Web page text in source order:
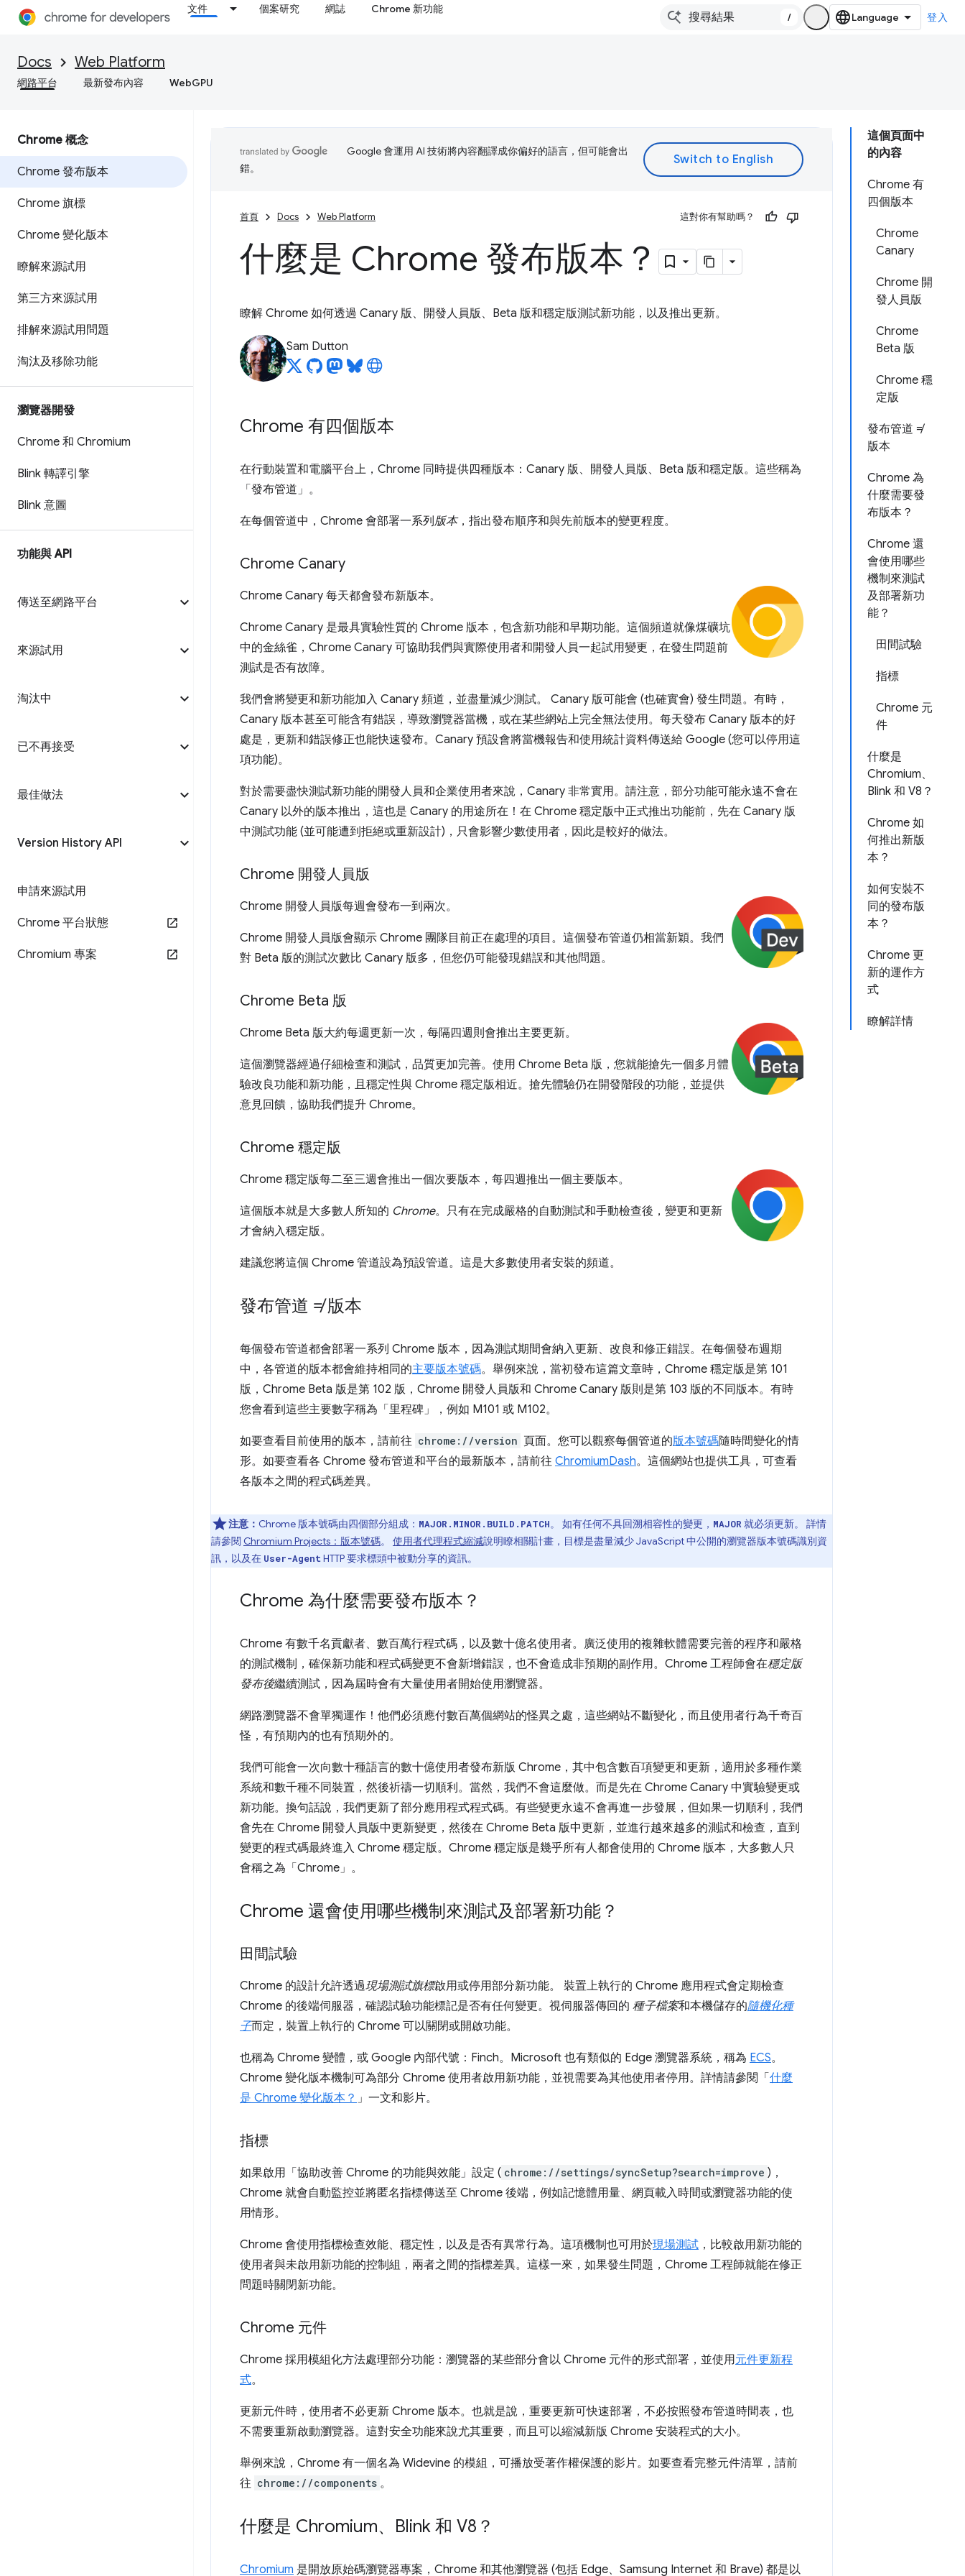
文件 個案研究 網誌 Chrome 新功能
/ 登入
Docs Web Platform
網路平台 最新發布內容 WebGPU
Chrome 概念
Chrome 發布版本
Chrome 旗標
Chrome 變化版本
瞭解來源試用
第三方來源試用
排解來源試用問題
淘汰及移除功能
瀏覽器開發
Chrome 和 Chromium
Blink 轉譯引擎
Blink 意圖
功能與 API
傳送至網路平台
來源試用
淘汰中
已不再接受
最佳做法
Version History API
申請來源試用
Chrome 平台狀態
Chromium 專案
這個頁面中
的內容
Chrome 有
四個版本
Chrome
Canary
Chrome 開
發人員版
Chrome
Beta 版
Chrome 穩
定版
發布管道 ≠
版本
Chrome 為
什麼需要發
布版本？
Chrome 還
會使用哪些
機制來測試
及部署新功
能？
田間試驗
指標
Chrome 元
件
什麼是
Chromium、
Blink 和 V8？
Chrome 如
何推出新版
本？
如何安裝不
同的發布版
本？
Chrome 更
新的運作方
式
瞭解詳情
Google 會運用 AI 技術將內容翻譯成你偏好的語言，但可能會出
錯。
首頁 Docs Web Platform 這對你有幫助嗎？
什麼是 Chrome 發布版本？
瞭解 Chrome 如何透過 Canary 版、開發人員版、Beta 版和穩定版測試新功能，以及推出更新。
Sam Dutton
Chrome 有四個版本
在行動裝置和電腦平台上，Chrome 同時提供四種版本：Canary 版、開發人員版、Beta 版和穩定版。這些稱為
「發布管道」 。
在每個管道中，Chrome 會部署一系列版本，指出發布順序和與先前版本的變更程度。
Chrome Canary
Chrome Canary 每天都會發布新版本。
Chrome Canary 是最具實驗性質的 Chrome 版本，包含新功能和早期功能。這個頻道就像煤礦坑
中的金絲雀，Chrome Canary 可協助我們與實際使用者和開發人員一起試用變更，在發生問題前
測試是否有故障。
我們會將變更和新功能加入 Canary 頻道，並盡量減少測試。 Canary 版可能會 (也確實會) 發生問題。有時，
Canary 版本甚至可能含有錯誤，導致瀏覽器當機，或在某些網站上完全無法使用。每天發布 Canary 版本的好
處是，更新和錯誤修正也能快速發布。Canary 預設會將當機報告和使用統計資料傳送給 Google (您可以停用這
項功能)。
對於需要盡快測試新功能的開發人員和企業使用者來說，Canary 非常實用。請注意，部分功能可能永遠不會在
Canary 以外的版本推出，這也是 Canary 的用途所在！在 Chrome 穩定版中正式推出功能前，先在 Canary 版
中測試功能 (並可能遭到拒絕或重新設計)，只會影響少數使用者，因此是較好的做法。
Chrome 開發人員版
Chrome 開發人員版每週會發布一到兩次。
Chrome 開發人員版會顯示 Chrome 團隊目前正在處理的項目。這個發布管道仍相當新穎。我們
對 Beta 版的測試次數比 Canary 版多，但您仍可能發現錯誤和其他問題。
Chrome Beta 版
Chrome Beta 版大約每週更新一次，每隔四週則會推出主要更新。
這個瀏覽器經過仔細檢查和測試，品質更加完善。使用 Chrome Beta 版，您就能搶先一個多月體
驗改良功能和新功能，且穩定性與 Chrome 穩定版相近。搶先體驗仍在開發階段的功能，並提供
意見回饋，協助我們提升 Chrome。
Chrome 穩定版
Chrome 穩定版每二至三週會推出一個次要版本，每四週推出一個主要版本。
這個版本就是大多數人所知的 Chrome。只有在完成嚴格的自動測試和手動檢查後，變更和更新
才會納入穩定版。
建議您將這個 Chrome 管道設為預設管道。這是大多數使用者安裝的頻道。
發布管道 ≠ 版本
每個發布管道都會部署一系列 Chrome 版本，因為測試期間會納入更新、改良和修正錯誤。在每個發布週期
中，各管道的版本都會維持相同的主要版本號碼。舉例來說，當初發布這篇文章時，Chrome 穩定版是第 101
版，Chrome Beta 版是第 102 版，Chrome 開發人員版和 Chrome Canary 版則是第 103 版的不同版本。有時
您會看到這些主要數字稱為「里程碑」
，例如 M101 或 M102。
如要查看目前使用的版本，請前往 chrome://version 頁面。您可以觀察每個管道的版本號碼隨時間變化的情
形。如要查看各 Chrome 發布管道和平台的最新版本，請前往 ChromiumDash。這個網站也提供工具，可查看
各版本之間的程式碼差異。
注意： Chrome 版本號碼由四個部分組成： MAJOR.MINOR.BUILD.PATCH。 如有任何不具回溯相容性的變更， MAJOR 就必須更新。 詳情
請參閱 Chromium Projects：版本號碼。 使用者代理程式縮減說明瞭相關計畫，目標是盡量減少 JavaScript 中公開的瀏覽器版本號碼識別資
訊，以及在 User-Agent HTTP 要求標頭中被動分享的資訊。
Chrome 為什麼需要發布版本？
Chrome 有數千名貢獻者、數百萬行程式碼，以及數十億名使用者。廣泛使用的複雜軟體需要完善的程序和嚴格
的測試機制，確保新功能和程式碼變更不會新增錯誤，也不會造成非預期的副作用。Chrome 工程師會在穩定版
發布後繼續測試，因為屆時會有大量使用者開始使用瀏覽器。
網路瀏覽器不會單獨運作！他們必須應付數百萬個網站的怪異之處，這些網站不斷變化，而且使用者行為千奇百
怪，有預期內的也有預期外的。
我們可能會一次向數十種語言的數十億使用者發布新版 Chrome，其中包含數百項變更和更新，適用於多種作業
系統和數千種不同裝置，然後祈禱一切順利。當然，我們不會這麼做。而是先在 Chrome Canary 中實驗變更或
新功能。換句話說，我們更新了部分應用程式程式碼。有些變更永遠不會再進一步發展，但如果一切順利，我們
會先在 Chrome 開發人員版中更新變更，然後在 Chrome Beta 版中更新，並進行越來越多的測試和檢查，直到
變更的程式碼最終進入 Chrome 穩定版。Chrome 穩定版是幾乎所有人都會使用的 Chrome 版本，大多數人只
會稱之為「Chrome」。
Chrome 還會使用哪些機制來測試及部署新功能？
田間試驗
Chrome 的設計允許透過現場測試旗標啟用或停用部分新功能。 裝置上執行的 Chrome 應用程式會定期檢查
Chrome 的後端伺服器，確認試驗功能標記是否有任何變更。視伺服器傳回的 種子檔案和本機儲存的隨機化種
子而定，裝置上執行的 Chrome 可以關閉或開啟功能。
也稱為 Chrome 變體，或 Google 內部代號：Finch。Microsoft 也有類似的 Edge 瀏覽器系統，稱為 ECS。
Chrome 變化版本機制可為部分 Chrome 使用者啟用新功能，並視需要為其他使用者停用。詳情請參閱「 什麼
是 Chrome 變化版本？ 」一文和影片。
指標
如果啟用「協助改善 Chrome 的功能與效能」設定 ( chrome://settings/syncSetup?search=improve )，
Chrome 就會自動監控並將匿名指標傳送至 Chrome 後端，例如記憶體用量、網頁載入時間或瀏覽器功能的使
用情形。
Chrome 會使用指標檢查效能、穩定性，以及是否有異常行為。這項機制也可用於現場測試 ，比較啟用新功能的
使用者與未啟用新功能的控制組，兩者之間的指標差異。這樣一來，如果發生問題，Chrome 工程師就能在修正
問題時關閉新功能。
Chrome 元件
Chrome 採用模組化方法處理部分功能：瀏覽器的某些部分會以 Chrome 元件的形式部署，並使用元件更新程
式。
更新元件時，使用者不必更新 Chrome 版本。也就是說，重要更新可快速部署，不必按照發布管道時間表，也
不需要重新啟動瀏覽器。這對安全功能來說尤其重要，而且可以縮減新版 Chrome 安裝程式的大小。
舉例來說，Chrome 有一個名為 Widevine 的模組，可播放受著作權保護的影片。如要查看完整元件清單，請前
往 chrome://components 。
什麼是 Chromium、Blink 和 V8？
Chromium 是開放原始碼瀏覽器專案，Chrome 和其他瀏覽器 (包括 Edge、Samsung Internet 和 Brave) 都是以